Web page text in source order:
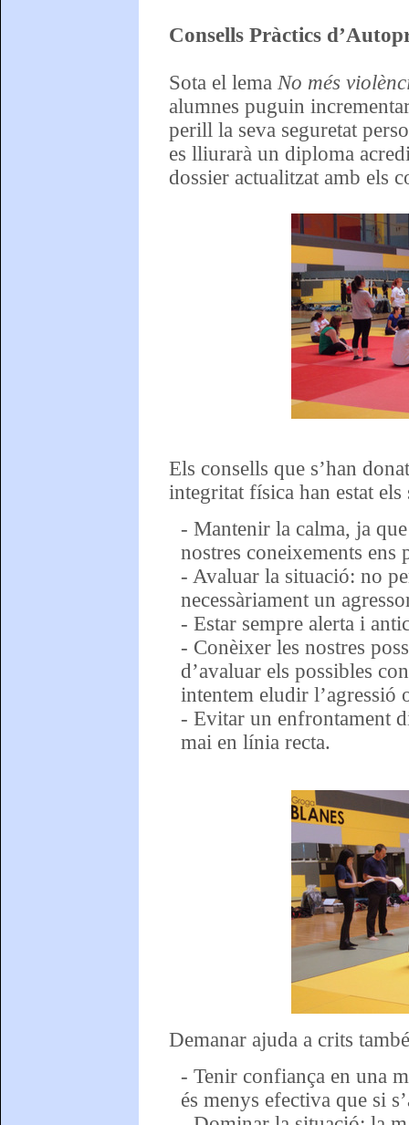
Consells Pràctics
Sota el lema No més
alumnes puguin
perill la seva seguretat
es lliurarà un diploma
dossier actualitzat amb els
Els consells que s’han
integritat física han estat els
- Mantenir la calma, ja
nostres coneixements ens
- Avaluar la situació: no
necessàriament un
- Estar sempre alerta i
- Conèixer les nostres
d’avaluar els possibles
intentem eludir
- Evitar un enfrontament
mai en línia recta.
Demanar ajuda a crits
- Tenir confiança en una
és menys efectiva que si